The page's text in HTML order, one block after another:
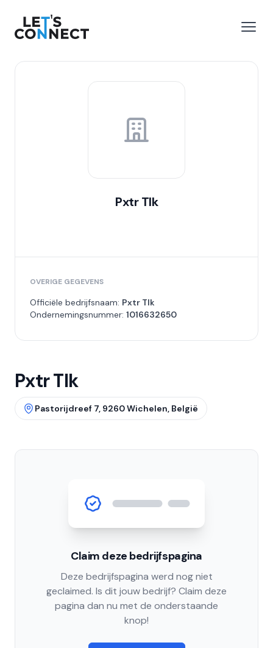
Let's Connect
Pxtr Tlk
OVERIGE GEGEVENS
Officiële bedrijfsnaam: Pxtr Tlk
Ondernemingsnummer: 1016632650
Pxtr Tlk
Pastorijdreef 7, 9260 Wichelen, België
Claim deze bedrijfspagina
Deze bedrijfspagina werd nog niet
geclaimed. Is dit jouw bedrijf? Claim deze
pagina dan nu met de onderstaande
knop!